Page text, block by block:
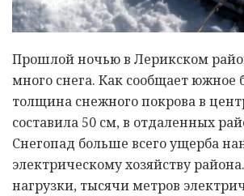
Прошлой ночью в Лерикском
много снега. Как сообщает южное
толщина снежного покрова в
составила 50 см, в отдаленных
Снегопад больше всего ущерба
электрическому хозяйству
нагрузки, тысячи метров